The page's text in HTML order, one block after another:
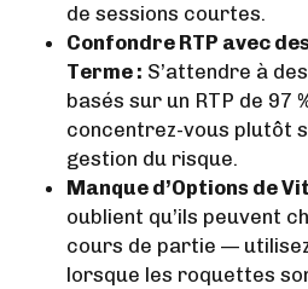
de sessions courtes.
Confondre RTP avec
Terme : S’attendre à
basés sur un RTP de 97
concentrez-vous plutôt
gestion du risque.
Manque d’Options de
oublient qu’ils peuvent
cours de partie —
lorsque les roquettes